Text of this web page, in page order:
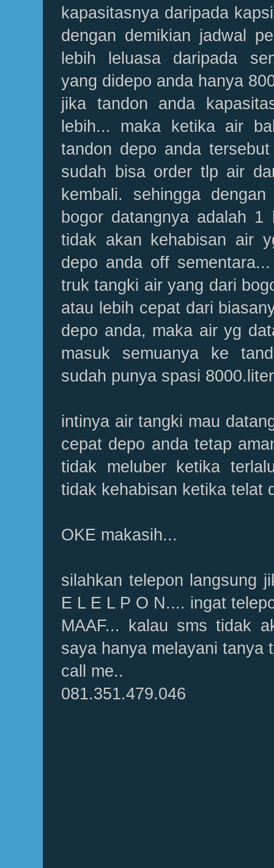
kapasitasnya daripada
dengan demikian jadwal
lebih leluasa daripada
yang didepo anda hanya
jika tandon anda
lebih... maka ketika air
tandon depo anda
sudah bisa order tlp air
kembali. sehingga
bogor datangnya adalah
tidak akan kehabisan air
depo anda off
truk tangki air yang dari
atau lebih cepat dari
depo anda, maka air yg
masuk semuanya ke
sudah punya spasi
intinya air tangki mau
cepat depo anda tetap
tidak meluber ketika
tidak kehabisan ketika telat
OKE makasih...
silahkan telepon langsung
E L E L P O N.... ingat
MAAF... kalau sms tidak
saya hanya melayani tanya
call me..
081.351.479.046